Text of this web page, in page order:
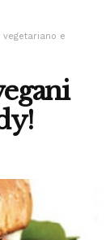
vegetariano e